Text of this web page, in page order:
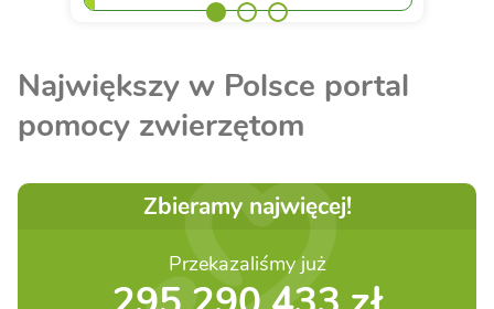
Największy w Polsce portal
pomocy zwierzętom
Zbieramy najwięcej!
Przekazaliśmy już